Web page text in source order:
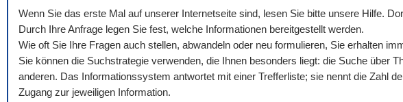
Wenn Sie das erste Mal auf unserer Internetseite sind, lesen Sie bitte unsere Hilfe.
Durch Ihre Anfrage legen Sie fest, welche Informationen bereitgestellt werden.
Wie oft Sie Ihre Fragen auch stellen, abwandeln oder neu formulieren, Sie erhalten
Sie können die Suchstrategie verwenden, die Ihnen besonders liegt: die Suche über
anderen. Das Informationssystem antwortet mit einer Trefferliste; sie nennt die Zahl
Zugang zur jeweiligen Information.